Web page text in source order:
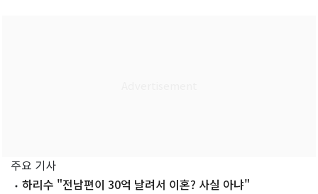
주요 기사
하리수 "전남편이 30억 날려서 이혼? 사실 아냐"